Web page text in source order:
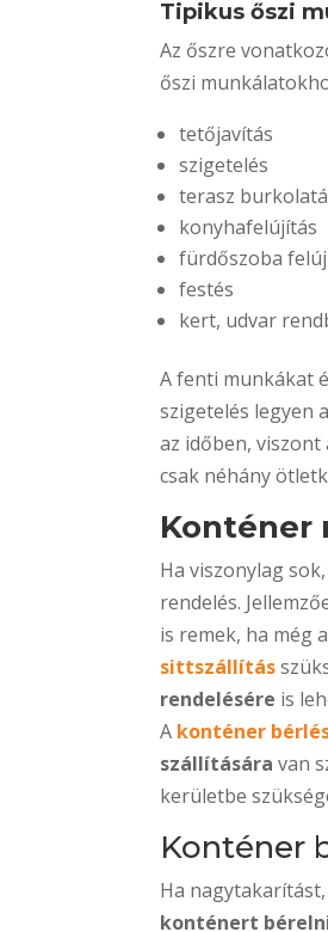
Tipikus őszi
Az őszre
őszi
tetőjavítás
szigetelés
terasz
konyhafelújítás
fürdőszoba
festés
kert, udvar
A fenti munkákat
szigetelés legyen
az időben,
csak néhány
Konténer
Ha viszonylag
rendelés.
is remek, ha még
sittszállítás
rendelésére is
A konténer
szállítására van
kerületbe
Konténer
Ha
konténert